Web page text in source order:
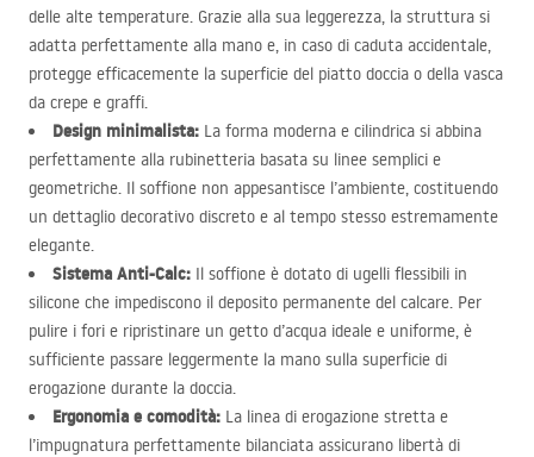
delle alte temperature. Grazie alla sua leggerezza, la struttura si
adatta perfettamente alla mano e, in caso di caduta accidentale,
protegge efficacemente la superficie del piatto doccia o della vasca
da crepe e graffi.
Design minimalista: La forma moderna e cilindrica si abbina
perfettamente alla rubinetteria basata su linee semplici e
geometriche. Il soffione non appesantisce l’ambiente, costituendo
un dettaglio decorativo discreto e al tempo stesso estremamente
elegante.
Sistema Anti-Calc: Il soffione è dotato di ugelli flessibili in
silicone che impediscono il deposito permanente del calcare. Per
pulire i fori e ripristinare un getto d’acqua ideale e uniforme, è
sufficiente passare leggermente la mano sulla superficie di
erogazione durante la doccia.
Ergonomia e comodità: La linea di erogazione stretta e
l’impugnatura perfettamente bilanciata assicurano libertà di